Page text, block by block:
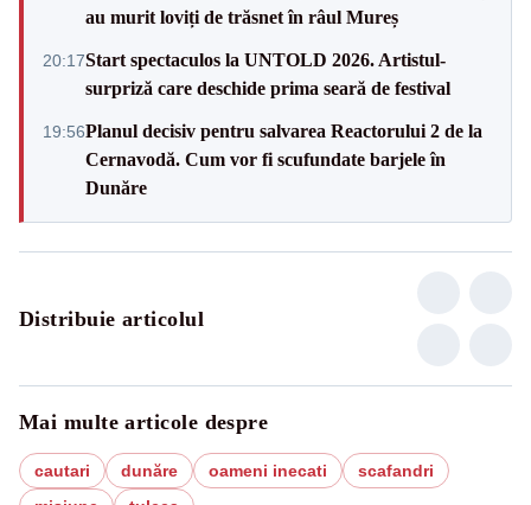
au murit loviți de trăsnet în râul Mureș
20:17Start spectaculos la UNTOLD 2026. Artistul-
surpriză care deschide prima seară de festival
19:56Planul decisiv pentru salvarea Reactorului 2 de la
Cernavodă. Cum vor fi scufundate barjele în
Dunăre
Distribuie articolul
Mai multe articole despre
cautari dunăre oameni inecati
scafandri